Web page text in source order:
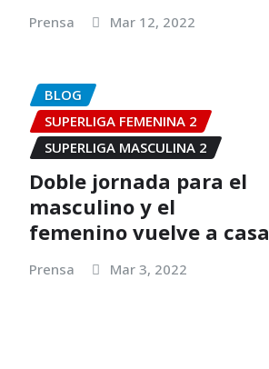
Prensa Mar 12, 2022
BLOG
SUPERLIGA FEMENINA 2
SUPERLIGA MASCULINA 2
Doble jornada para el
masculino y el
femenino vuelve a casa
Prensa Mar 3, 2022